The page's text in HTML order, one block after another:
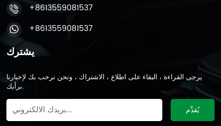
+8613559081537
+8613559081537
يشترك
يرجى القراءة ، البقاء على اطلاع ، الاشتراك ، ونحن نرحب بك لإخبارنا
برأيك.